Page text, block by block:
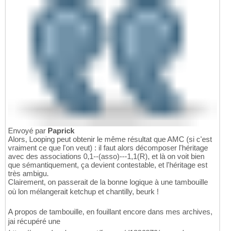
Envoyé par Paprick
Alors, Looping peut obtenir le même résultat que AMC (si c'est
vraiment ce que l'on veut) : il faut alors décomposer l'héritage
avec des associations 0,1--(asso)---1,1(R), et là on voit bien
que sémantiquement, ça devient contestable, et l'héritage est
très ambigu.
Clairement, on passerait de la bonne logique à une tambouille
où lon mélangerait ketchup et chantilly, beurk !
A propos de tambouille, en fouillant encore dans mes archives,
jai récupéré une